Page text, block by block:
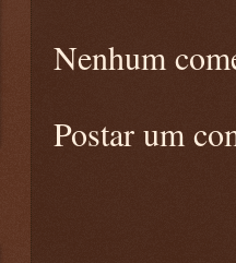
Nenhum
Postar um